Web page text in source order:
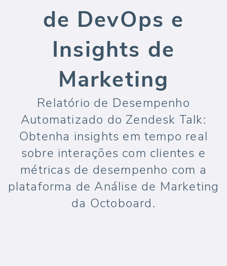
de DevOps e
Insights de
Marketing
Relatório de Desempenho
Automatizado do Zendesk Talk:
Obtenha insights em tempo real
sobre interações com clientes e
métricas de desempenho com a
plataforma de Análise de Marketing
da Octoboard.